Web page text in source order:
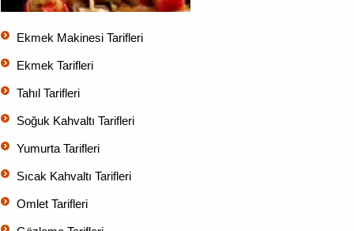
Ekmek Makinesi Tarifleri
Ekmek Tarifleri
Tahıl Tarifleri
Soğuk Kahvaltı Tarifleri
Yumurta Tarifleri
Sıcak Kahvaltı Tarifleri
Omlet Tarifleri